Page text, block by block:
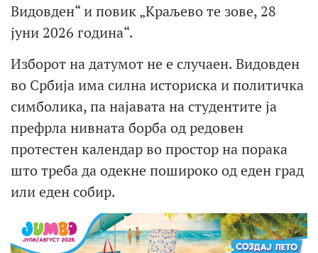
Видовден“ и повик „Краљево те зове, 28
јуни 2026 година“.
Изборот на датумот не е случаен. Видовден
во Србија има силна историска и политичка
симболика, па најавата на студентите ја
префрла нивната борба од редовен
протестен календар во простор на порака
што треба да одекне пошироко од еден град
или еден собир.